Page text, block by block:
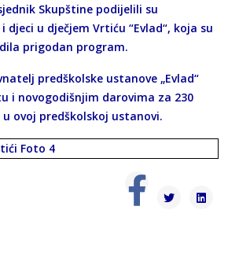
Skupštine podijelili su
djeci u dječjem Vrtiću “Evlad“, koja su
prigodan program.
predškolske ustanove „Evlad“
i novogodišnjim darovima za 230
ovoj predškolskoj ustanovi.